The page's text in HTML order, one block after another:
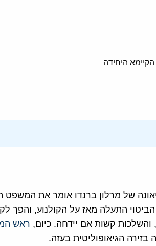
היחידה
של מרלון ברנדו אומר את
התעלה מאז על הקולנוע, והפך
קשות אם יידחה. כיום, ראש
הגיאופוליטית בעזה.